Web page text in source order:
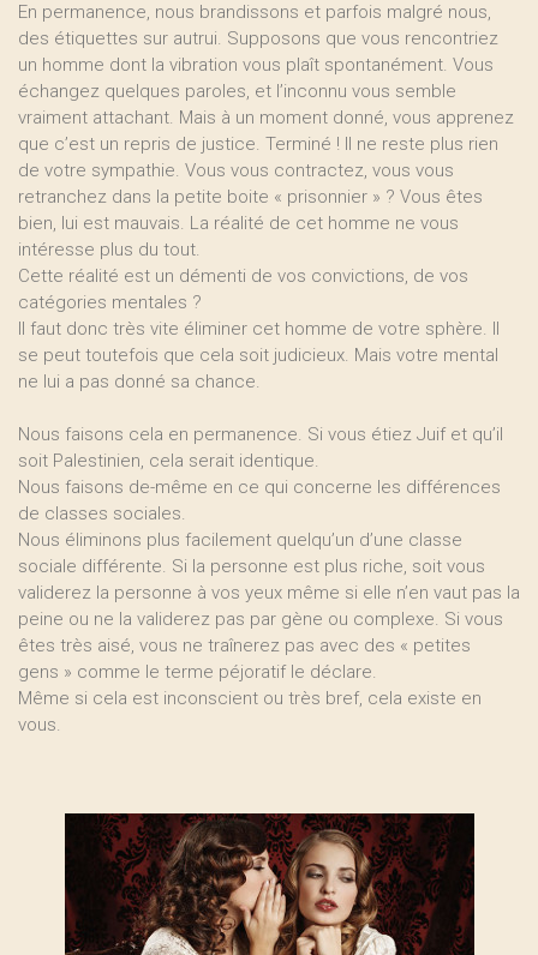
En permanence, nous brandissons et parfois malgré nous,
des étiquettes sur autrui. Supposons que vous rencontriez
un homme dont la vibration vous plaît spontanément. Vous
échangez quelques paroles, et l’inconnu vous semble
vraiment attachant. Mais à un moment donné, vous apprenez
que c’est un repris de justice. Terminé ! Il ne reste plus rien
de votre sympathie. Vous vous contractez, vous vous
retranchez dans la petite boite « prisonnier » ? Vous êtes
bien, lui est mauvais. La réalité de cet homme ne vous
intéresse plus du tout.
Cette réalité est un démenti de vos convictions, de vos
catégories mentales ?
Il faut donc très vite éliminer cet homme de votre sphère. Il
se peut toutefois que cela soit judicieux. Mais votre mental
ne lui a pas donné sa chance.
Nous faisons cela en permanence. Si vous étiez Juif et qu’il
soit Palestinien, cela serait identique.
Nous faisons de-même en ce qui concerne les différences
de classes sociales.
Nous éliminons plus facilement quelqu’un d’une classe
sociale différente. Si la personne est plus riche, soit vous
validerez la personne à vos yeux même si elle n’en vaut pas la
peine ou ne la validerez pas par gène ou complexe. Si vous
êtes très aisé, vous ne traînerez pas avec des « petites
gens » comme le terme péjoratif le déclare.
Même si cela est inconscient ou très bref, cela existe en
vous.